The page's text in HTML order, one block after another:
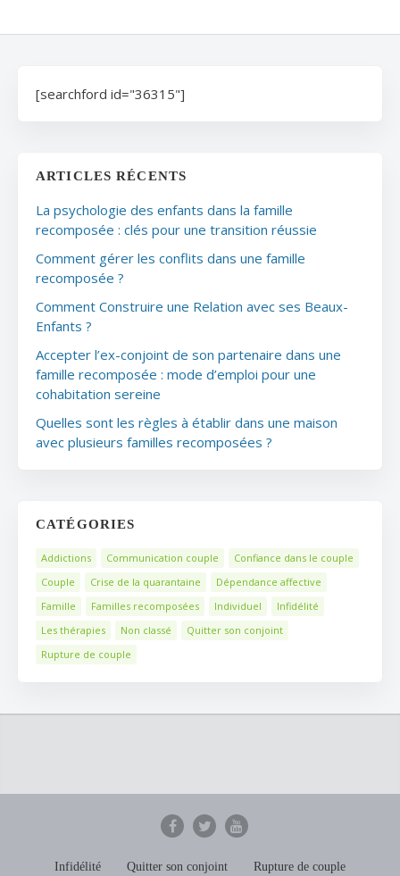
[searchford id="36315"]
ARTICLES RÉCENTS
La psychologie des enfants dans la famille
recomposée : clés pour une transition réussie
Comment gérer les conflits dans une famille
recomposée ?
Comment Construire une Relation avec ses Beaux-
Enfants ?
Accepter l’ex-conjoint de son partenaire dans une
famille recomposée : mode d’emploi pour une
cohabitation sereine
Quelles sont les règles à établir dans une maison
avec plusieurs familles recomposées ?
CATÉGORIES
Addictions Communication couple
Confiance dans le couple
Couple
Crise de la quarantaine
Dépendance affective
Famille
Familles recomposées Individuel
Infidélité
Les thérapies
Non classé
Quitter son conjoint
Rupture de couple
Infidélité Quitter son conjoint Rupture de couple